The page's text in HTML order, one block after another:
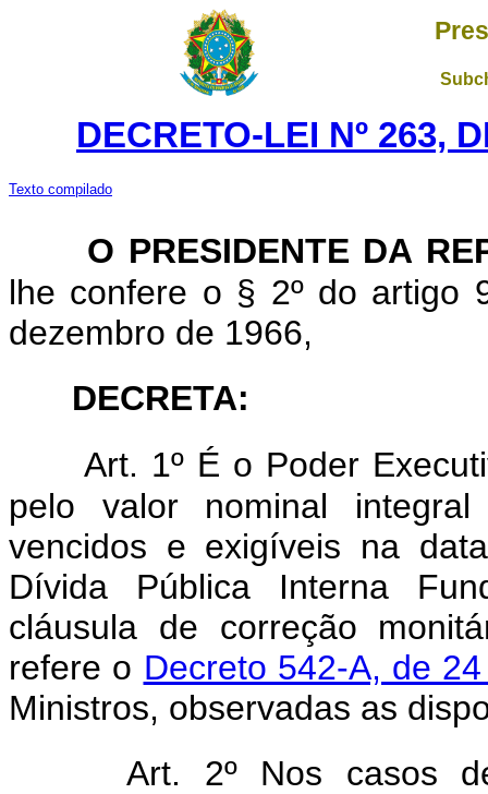
DECRETO-LEI Nº 263,
Texto compilado
O PRESIDENTE DA
lhe confere o § 2º do artigo
dezembro de 1966,
DECRETA:
Art. 1º É o Poder
pelo valor nominal
vencidos e exigíveis na
Dívida Pública Interna
cláusula de correção
refere o Decreto 542-A, de
Ministros, observadas as
Art. 2º Nos casos